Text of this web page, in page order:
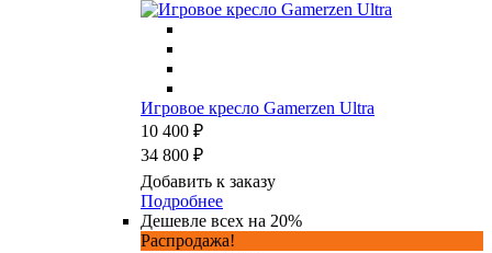
Игровое кресло Gamerzen Ultra
10 400 ₽
34 800 ₽
Добавить к заказу
Подробнее
Дешевле всех на 20%
Распродажа!